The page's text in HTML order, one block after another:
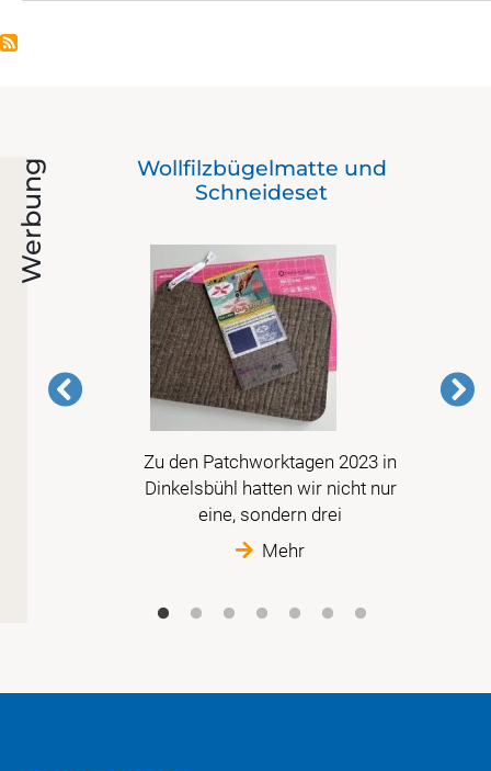
Werbung
Wollfilzbügelmatte und
Schneideset
Zu den Patchworktagen 2023 in
Dinkelsbühl hatten wir nicht nur
eine, sondern drei
Mehr